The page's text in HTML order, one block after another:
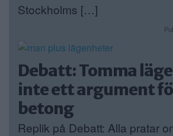
Stockholms […]
Debatt: Tomma
inte ett argument
betong
Replik på Debatt: Alla pratar